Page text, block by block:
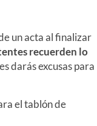
un acta al finalizar
recuerden lo
darás excusas para
el tablón de